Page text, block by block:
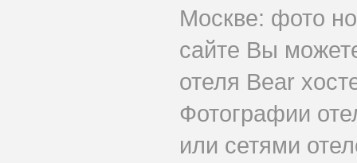
Москве: фото
сайте Вы
отеля Bear
Фотографии
или сетями